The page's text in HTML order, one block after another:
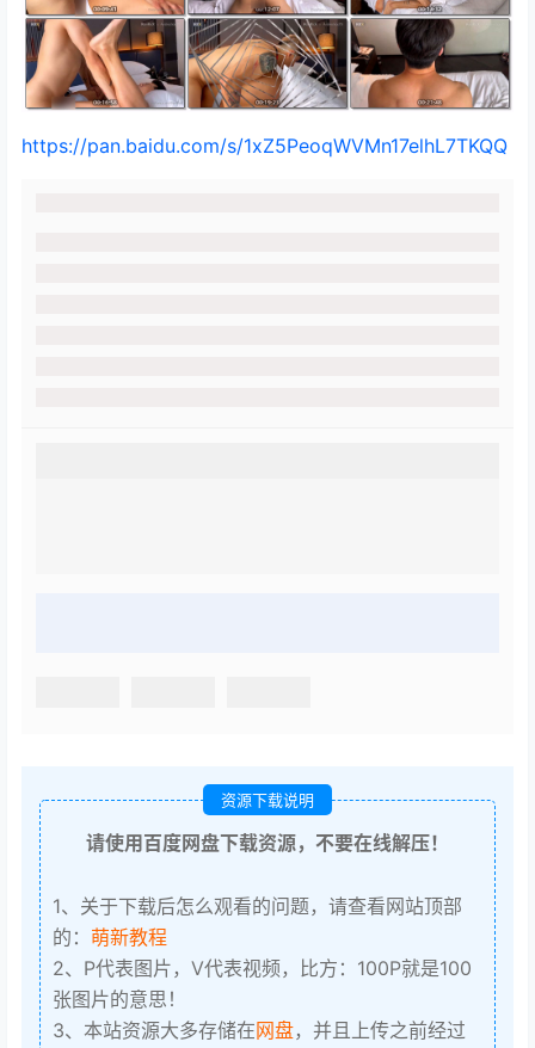
https://pan.baidu.com/s/1xZ5PeoqWVMn17elhL7TKQQ
资源下载说明
请使用百度网盘下载资源，不要在线解压！
1、关于下载后怎么观看的问题，请查看网站顶部
的： 萌新教程
2、P代表图片，V代表视频，比方：100P就是100
张图片的意思！
3、本站资源大多存储在网盘，并且上传之前经过